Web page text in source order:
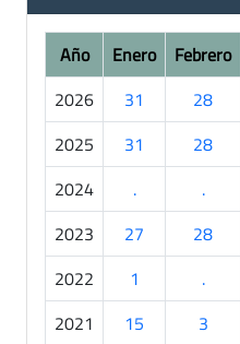
Año Enero Febrero
2026
31 28
2025
31 28
2024
. .
2023
27 28
2022
1 .
2021
15 3